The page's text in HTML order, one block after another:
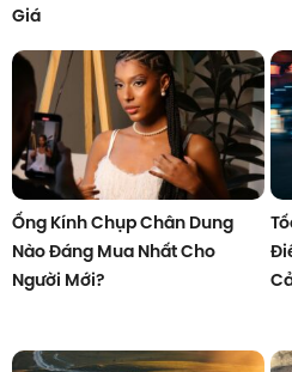
Giá
Ống Kính Chụp Chân Dung
Nào Đáng Mua Nhất Cho
Người Mới?